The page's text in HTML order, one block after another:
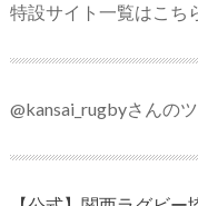
特設サイト一覧はこち
@kansai_rugbyさんの